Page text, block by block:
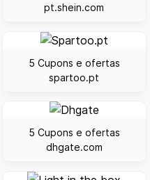
pt.shein.com
5 Cupons e ofertas
spartoo.pt
5 Cupons e ofertas
dhgate.com